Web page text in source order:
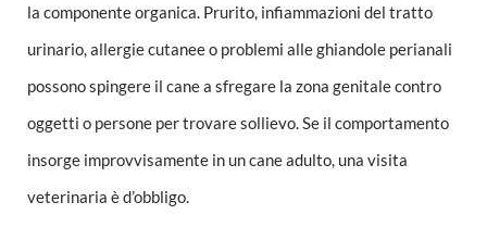
la componente organica. Prurito, infiammazioni del tratto
urinario, allergie cutanee o problemi alle ghiandole perianali
possono spingere il cane a sfregare la zona genitale contro
oggetti o persone per trovare sollievo. Se il comportamento
insorge improvvisamente in un cane adulto, una visita
veterinaria è d’obbligo.